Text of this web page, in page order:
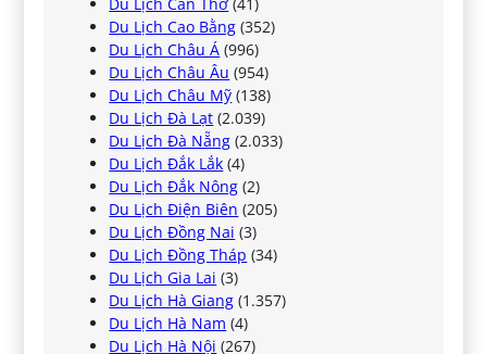
Du Lịch Cao Bằng (352)
Du Lịch Châu Á (996)
Du Lịch Châu Âu (954)
Du Lịch Châu Mỹ (138)
Du Lịch Đà Lạt (2.039)
Du Lịch Đà Nẵng (2.033)
Du Lịch Đắk Lắk (4)
Du Lịch Đắk Nông (2)
Du Lịch Điện Biên (205)
Du Lịch Đồng Nai (3)
Du Lịch Đồng Tháp (34)
Du Lịch Gia Lai (3)
Du Lịch Hà Giang (1.357)
Du Lịch Hà Nam (4)
Du Lịch Hà Nội (267)